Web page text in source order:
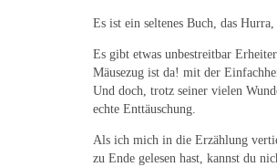
Es ist ein seltenes Buch, das
Es gibt etwas unbestreitbar
Mäusezug ist da! mit der
Und doch, trotz seiner vielen
echte Enttäuschung.
Als ich mich in die Erzählung
zu Ende gelesen hast, kannst du